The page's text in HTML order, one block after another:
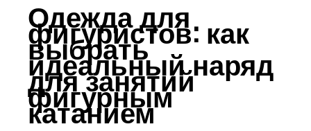
Одежда для
фигуристов: как
выбрать
идеальный наряд
для занятий
фигурным
катанием